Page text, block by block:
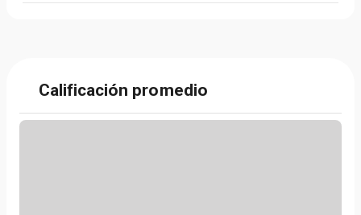
Calificación promedio